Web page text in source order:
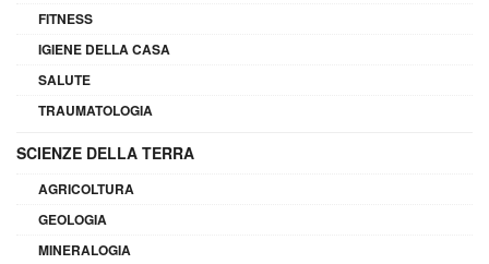
FITNESS
IGIENE DELLA CASA
SALUTE
TRAUMATOLOGIA
SCIENZE DELLA TERRA
AGRICOLTURA
GEOLOGIA
MINERALOGIA